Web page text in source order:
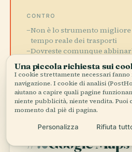
CONTRO
−Non è lo strumento
tempo reale dei trasporti
−Dovreste comunque
navigazione
IDEALE PER: Viaggiatori che
guida autoguidata principale
#2Google Maps
Una piccola richiesta sui
I cookie strettamente necessari
navigazione. I cookie di analisi
aiutano a capire quali pagine
niente pubblicità, niente vendita. Puoi
momento dal piè di pagina.
Personalizza Rifiuta